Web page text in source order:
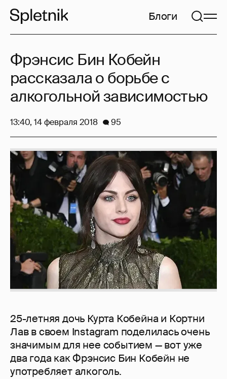
Блоги
25-летняя дочь Курта Кобейна и Кортни
Лав в своем Instagram поделилась очень
значимым для нее событием — вот уже
два года как Фрэнсис Бин Кобейн не
употребляет алкоголь.
Фрэнсис Бин Кобейн
рассказала о борьбе с
алкогольной зависимостью
13:40, 14 февраля 2018 95